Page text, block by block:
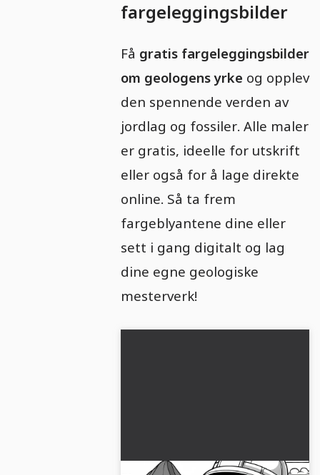
fargeleggingsbilder
Få gratis fargeleggingsbilder
om geologens yrke og opplev
den spennende verden av
jordlag og fossiler. Alle maler
er gratis, ideelle for utskrift
eller også for å lage direkte
online. Så ta frem
fargeblyantene dine eller
sett i gang digitalt og lag
dine egne geologiske
mesterverk!